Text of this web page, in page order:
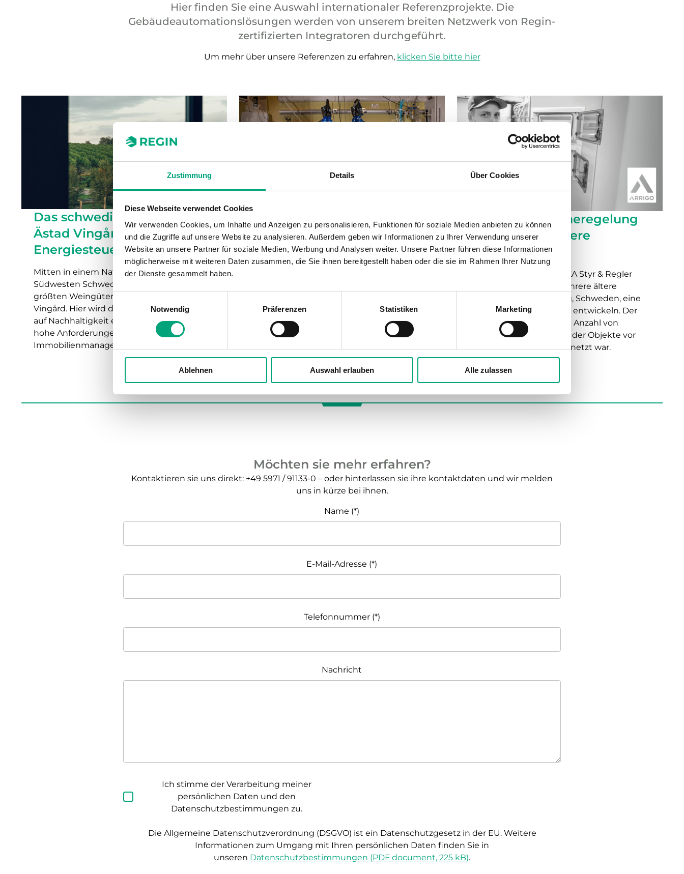
Zustimmung Details Über Cookies
Diese Webseite verwendet Cookies
Wir verwenden Cookies, um Inhalte und Anzeigen zu personalisieren, Funktionen für soziale Medien anbieten zu können
und die Zugriffe auf unsere Website zu analysieren. Außerdem geben wir Informationen zu Ihrer Verwendung unserer
Website an unsere Partner für soziale Medien, Werbung und Analysen weiter. Unsere Partner führen diese Informationen
möglicherweise mit weiteren Daten zusammen, die Sie ihnen bereitgestellt haben oder die sie im Rahmen Ihrer Nutzung
der Dienste gesammelt haben.
Einwilligungsauswahl
Notwendig
Präferenzen Statistiken Marketing
Ablehnen Auswahl erlauben Alle zulassen
Hier finden Sie eine Auswahl internationaler Referenzprojekte. Die
Gebäudeautomationslösungen werden von unserem breiten Netzwerk von Regin-
zertifizierten Integratoren durchgeführt.
Um mehr über unsere Referenzen zu erfahren, klicken Sie bitte hier
Das schwedische Weingut
Ästad Vingård hat seine
Energiesteuerung im Griff
Mitten in einem Naturschutzgebiet im
Südwesten Schwedens liegt eines der
größten Weingüter des Landes, Ästad
Vingård. Hier wird die Natur mit dem Fokus
auf Nachhaltigkeit erlebbar gemacht, was
hohe Anforderungen an ein effektives
Immobilienmanagement stellt.
Innovative Lösungen
mindern die
Umweltauswirkungen von
Lachgas
Medclair hat gemeinsam mit dem Regin-
patentierte Lösung entwickelt, um Lachgas
aufzufangen und anschließend in
harmlosen Sauerstoff und Stickstoff
aufzuspalten.
Vernetzte Wärmeregelung
für zukunftssichere
Gebäude
Vor einiger Zeit wurde TKA Styr & Regler
damit beauftragt, für mehrere ältere
Mietobjekte in Linköping, Schweden, eine
neue Heizungslösung zu entwickeln. Der
Auftrag betraf eine große Anzahl von
Gebäuden, wobei keines der Objekte vor
Projektbeginn digital vernetzt war.
Möchten sie mehr erfahren?
Kontaktieren sie uns direkt: +49 5971 / 91133-0 – oder hinterlassen sie ihre kontaktdaten und wir melden
uns in kürze bei ihnen.
Name
E-Mail-Adresse
Telefonnummer
Nachricht
Ich stimme der Verarbeitung meiner
persönlichen Daten und den
Datenschutzbestimmungen zu.
Die Allgemeine Datenschutzverordnung (DSGVO) ist ein Datenschutzgesetz in der EU. Weitere
Informationen zum Umgang mit Ihren persönlichen Daten finden Sie in
unseren Datenschutzbestimmungen (PDF document, 225 kB).